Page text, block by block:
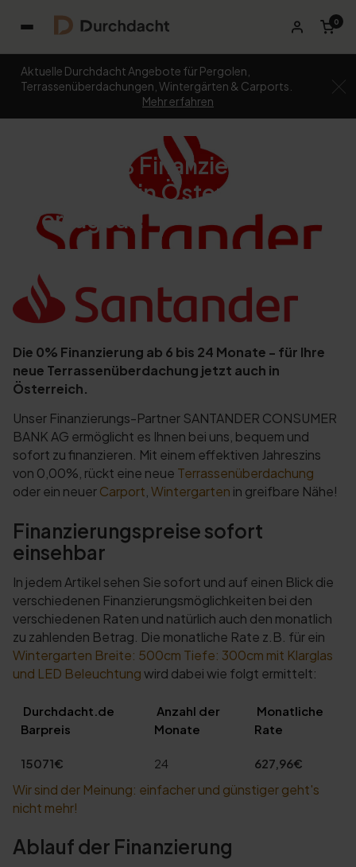
0
Aktuelle Durchdacht Angebote für Pergolen,
Terrassenüberdachungen, Wintergärten & Carports.
Mehr erfahren
Echte 0% Finanzierung
jetzt auch in Österreich
verfügbar!
Die 0% Finanzierung ab 6 bis 24 Monate - für Ihre
neue Terrassenüberdachung jetzt auch in
Österreich.
Unser Finanzierungs-Partner SANTANDER CONSUMER
BANK AG ermöglicht es Ihnen bei uns, bequem und
sofort zu finanzieren. Mit einem effektiven Jahreszins
von 0,00%, rückt eine neue Terrassenüberdachung
oder ein neuerCarport,Wintergarten in greifbare Nähe!
Finanzierungspreise sofort
einsehbar
In jedem Artikel sehen Sie sofort und auf einen Blick die
verschiedenen Finanzierungsmöglichkeiten bei den
verschiedenen Raten und natürlich auch den monatlich
zu zahlenden Betrag. Die monatliche Rate z.B. für ein
Wintergarten Breite: 500cm Tiefe: 300cm mit Klarglas
und LED Beleuchtungwird dabei wie folgt ermittelt:
Durchdacht.de
Barpreis
Anzahl der
Monate
Monatliche
Rate
15071€ 24 627,96€
Wir sind der Meinung: einfacher und günstiger geht's
nicht mehr!
Ablauf der Finanzierung